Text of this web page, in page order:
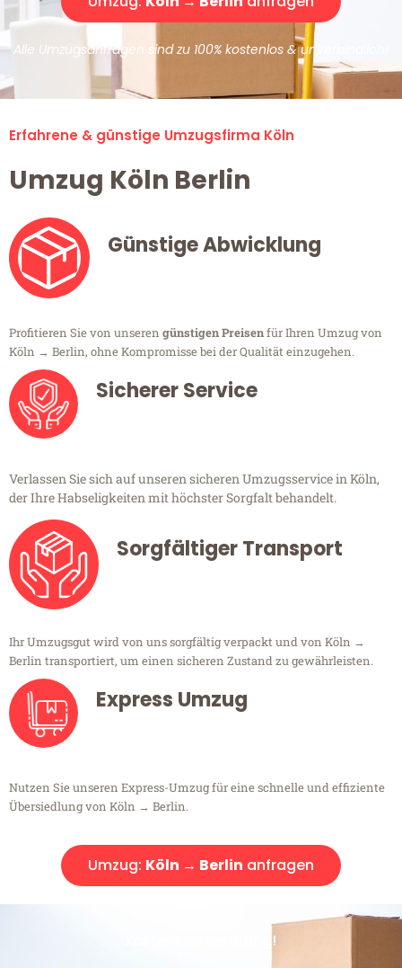
Alle Umzugsanfragen sind zu 100% kostenlos & unverbindlich!
Erfahrene & günstige Umzugsfirma Köln
Umzug Köln Berlin
Günstige Abwicklung
Profitieren Sie von unseren günstigen Preisenfür Ihren Umzug von
Köln → Berlin, ohne Kompromisse bei der Qualität einzugehen.
Sicherer Service
Verlassen Sie sich auf unseren sicheren Umzugsservice in Köln,
der Ihre Habseligkeiten mit höchster Sorgfalt behandelt.
Sorgfältiger Transport
Ihr Umzugsgut wird von uns sorgfältig verpackt und von Köln →
Berlin transportiert, um einen sicheren Zustand zu gewährleisten.
Express Umzug
Nutzen Sie unseren Express-Umzug für eine schnelle und effiziente
Übersiedlung von Köln → Berlin.
Umzug: Köln → Berlin anfragen
Kostenlose Beratung!